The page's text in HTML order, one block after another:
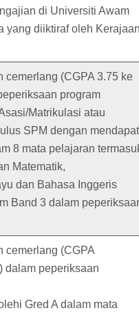
di Universiti Awam
yang diiktiraf oleh
cemerlang (CGPA 3.75 ke
program
Matrikulasi atau
SPM dengan mendapat
8 mata pelajaran
Matematik,
dan Bahasa Inggeris
Band 3 dalam
cemerlang (CGPA
dalam peperiksaan
Gred A dalam mata